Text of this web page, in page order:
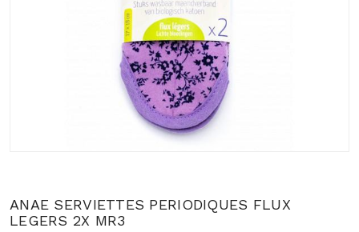
ANAE SERVIETTES PERIODIQUES FLUX
LEGERS 2X MR3